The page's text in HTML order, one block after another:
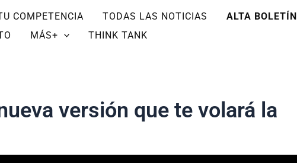
COMPETENCIA TODAS LAS NOTICIAS
ALTA BOLETÍN
MÁS+ THINK TANK
versión que te volará la